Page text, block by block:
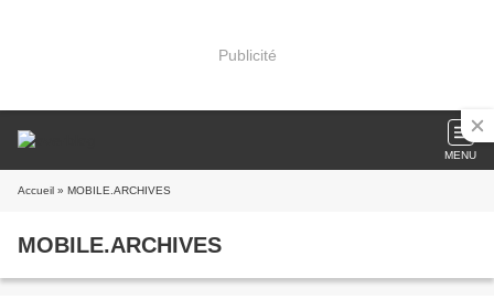
Publicité
MENU
Accueil » MOBILE.ARCHIVES
MOBILE.ARCHIVES